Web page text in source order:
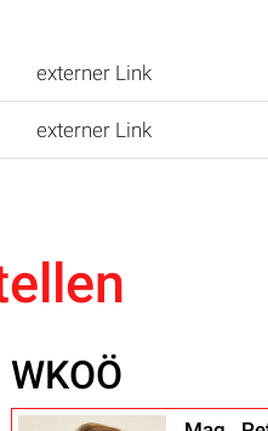
externer Link
externer Link
WKOÖ